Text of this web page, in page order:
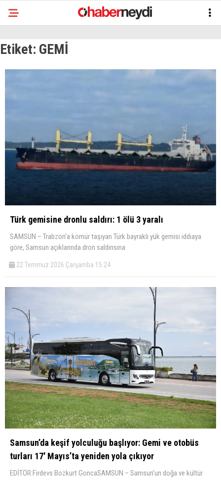
Etiket: GEMİ
Türk gemisine dronlu saldırı: 1 ölü 3 yaralı
SAMSUN – Trabzon’a kömür taşıyan Türk bayraklı yük gemisi iddiaya
göre, Samsun açıklarında dron saldırısına
22 Temmuz 2026 Çarşamba 15:24
Samsun’da keşif yolculuğu başlıyor: Gemi ve otobüs
turları 17′ Mayıs’ta yeniden yola çıkıyor
EDİTÖR:Firdevs Bozkurt GoncaSAMSUN – Samsun’un doğa ve kültür